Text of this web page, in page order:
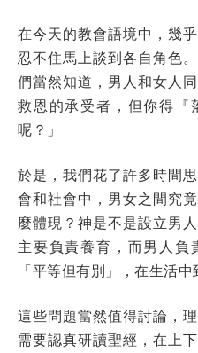
在今天的教會語境中，幾
忍不住馬上談到各自角色
們當然知道，男人和女人
救恩的承受者，但你得『
呢？」
於是，我們花了許多時間
會和社會中，男女之間究
麼體現？神是不是設立男
主要負責養育，而男人負
「平等但有別」，在生活
這些問題當然值得討論，
需要認真研讀聖經，在上